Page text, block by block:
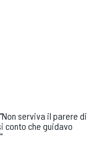
serviva il parere di
conto che guidavo